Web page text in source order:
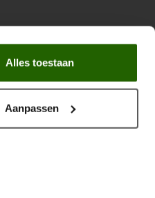
Alles toestaan
Aanpassen